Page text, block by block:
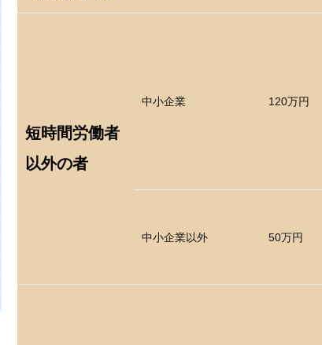
短時間労働者
以外の者
中小企業 120万円
中小企業以外 50万円